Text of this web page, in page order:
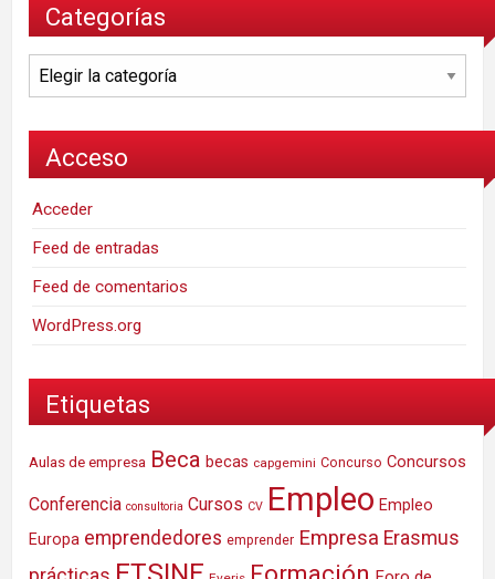
Categorías
Categorías
Acceso
Acceder
Feed de entradas
Feed de comentarios
WordPress.org
Etiquetas
Aulas de empresa Beca becas capgemini Concurso Concursos
Conferencia consultoria Cursos CV Empleo Empleo
Europa emprendedores emprender Empresa Erasmus